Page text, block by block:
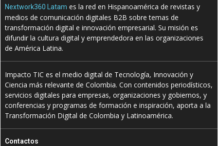
Nextwork360 Latam es la red en Hispanoamérica de revistas y
medios de comunicación digitales B2B sobre temas de
transformación digital e innovación empresarial. Su misión es
difundir la cultura digital y emprendedora en las organizaciones
de América Latina.
Impacto TIC es el medio digital de Tecnología, Innovación y
Ciencia más relevante de Colombia. Con contenidos periodísticos,
servicios digitales para empresas, organizaciones y gobiernos, y
conferencias y programas de formación e inspiración, aporta a la
Transformación Digital de Colombia y Latinoamérica.
Contactos